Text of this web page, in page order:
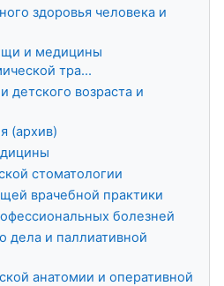
здоровья человека и
и медицины
тра...
детского возраста и
(архив)
стоматологии
врачебной практики
болезней
дела и паллиативной
анатомии и оперативной